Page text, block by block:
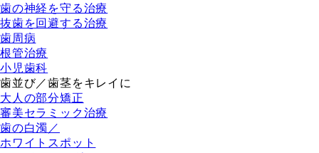
歯の神経を守る治療
抜歯を回避する治療
歯周病
根管治療
小児歯科
歯並び／歯茎をキレイに
大人の部分矯正
審美セラミック治療
歯の白濁／
ホワイトスポット